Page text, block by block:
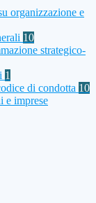
organizzazione e
10
strategico-
1
di condotta 10
e imprese